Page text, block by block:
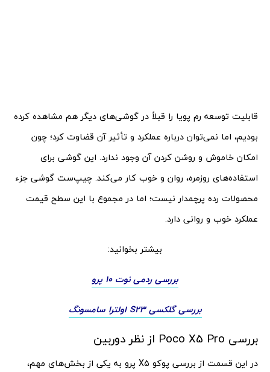
قابلیت توسعه رم پویا را قبلاً در گوشی‌های دیگر هم مشاهده کرده
بودیم، اما نمی‌توان درباره عملکرد و تأثیر آن قضاوت کرد؛ چون
امکان خاموش و روشن کردن آن وجود ندارد. این گوشی برای
استفاده‌های روزمره، روان و خوب کار می‌کند. چیپ‌ست گوشی جزء
محصولات رده پرچمدار نیست؛ اما در مجموع با این سطح قیمت
عملکرد خوب و روانی دارد.
بیشتر بخوانید:
بررسی ردمی نوت 10 پرو
بررسی گلکسی S23 اولترا سامسونگ
بررسی Poco X5 Pro از نظر دوربین
در این قسمت از بررسی پوکو X5 پرو به یکی از بخش‌های مهم،